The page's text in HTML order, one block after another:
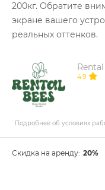
200кг. Обратите
экране вашего
реальных оттенков.
4.9
Подробнее об условиях
Скидка на аренду: 20%